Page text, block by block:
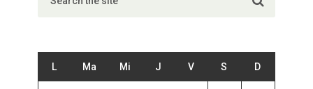
L Ma Mi J V S D